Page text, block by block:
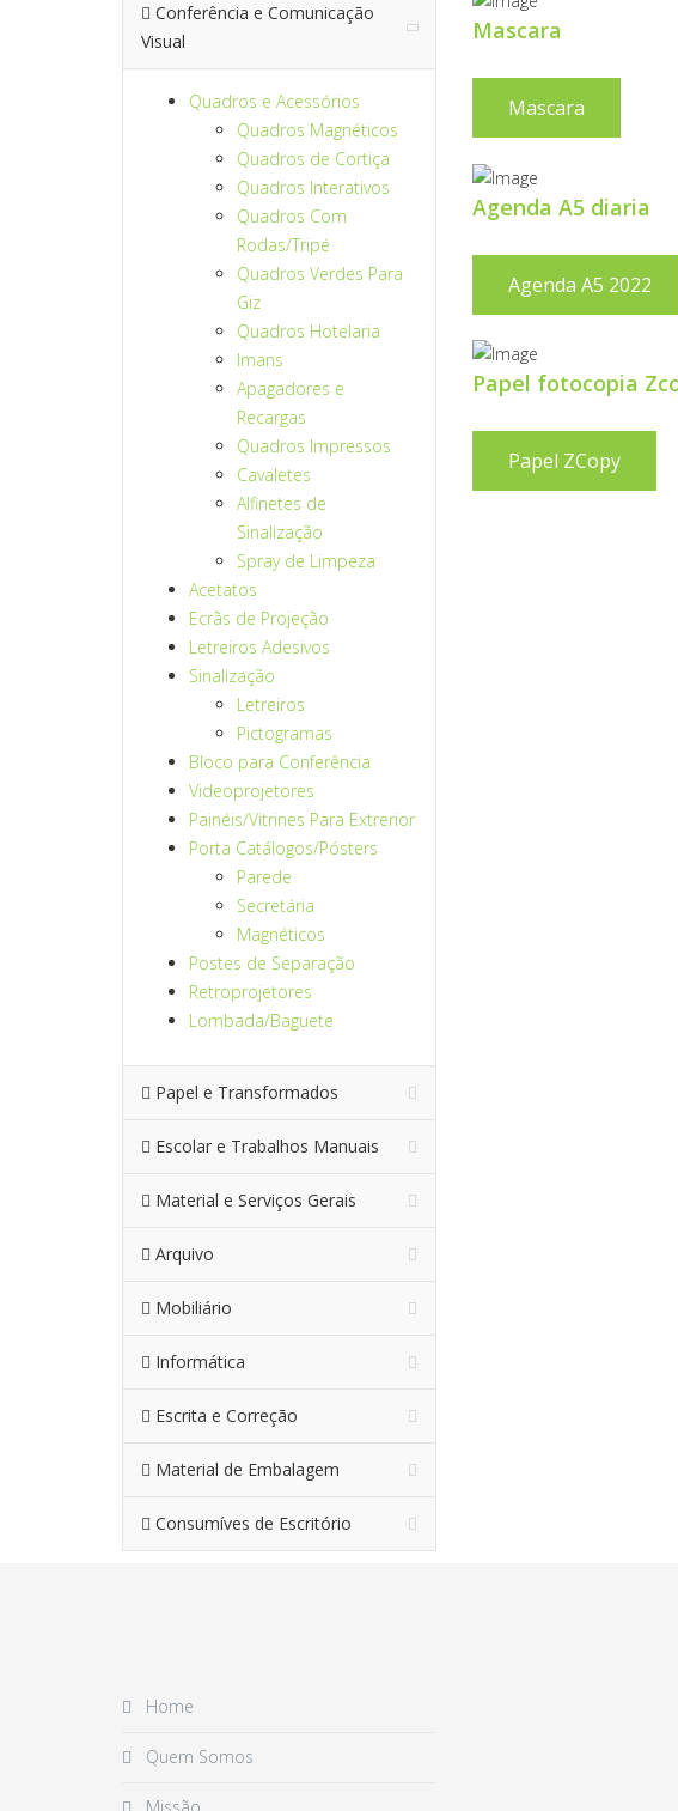
Conferência e Comunicação
Visual
Quadros e Acessórios
Quadros Magnéticos
Quadros de Cortiça
Quadros Interativos
Quadros Com
Rodas/Tripé
Quadros Verdes Para
Giz
Quadros Hotelaria
Imans
Apagadores e
Recargas
Quadros Impressos
Cavaletes
Alfinetes de
Sinalização
Spray de Limpeza
Acetatos
Ecrãs de Projeção
Letreiros Adesivos
Sinalização
Letreiros
Pictogramas
Bloco para Conferência
Videoprojetores
Painéis/Vitrines Para Extrerior
Porta Catálogos/Pósters
Parede
Secretária
Magnéticos
Postes de Separação
Retroprojetores
Lombada/Baguete
Papel e Transformados
Escolar e Trabalhos Manuais
Material e Serviços Gerais
Arquivo
Mobiliário
Informática
Escrita e Correção
Material de Embalagem
Consumíves de Escritório
Mascara
Mascara
Agenda A5 diaria
Agenda A5 2022
Papel fotocopia
Papel ZCopy
Home
Quem Somos